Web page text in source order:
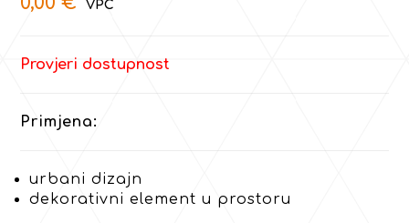
Provjeri dostupnost
Primjena:
urbani dizajn
dekorativni element u prostoru